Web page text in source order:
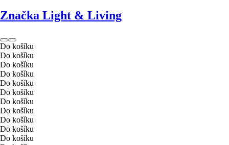
Značka Light & Living
Do košíku
Do košíku
Do košíku
Do košíku
Do košíku
Do košíku
Do košíku
Do košíku
Do košíku
Do košíku
Do košíku